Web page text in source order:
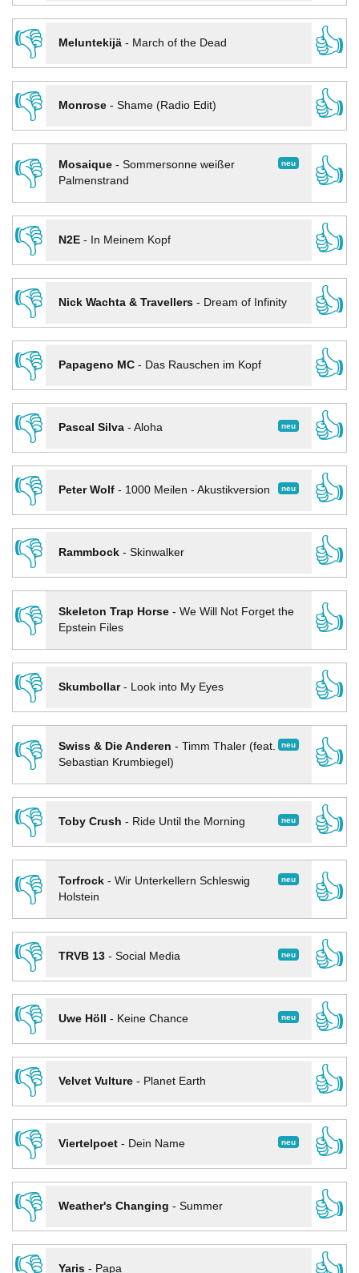
👎
Meluntekijä- March of the Dead
👍
👎
Monrose- Shame (Radio Edit)
👍
👎
neu
Mosaique- Sommersonne weißer
Palmenstrand
👍
👎
N2E- In Meinem Kopf
👍
👎
Nick Wachta & Travellers- Dream of Infinity
👍
👎
Papageno MC- Das Rauschen im Kopf
👍
👎
neu
Pascal Silva- Aloha
👍
👎
neu
Peter Wolf- 1000 Meilen - Akustikversion
👍
👎
Rammbock- Skinwalker
👍
👎
Skeleton Trap Horse- We Will Not Forget the
Epstein Files
👍
👎
Skumbollar- Look into My Eyes
👍
👎
neu
Swiss & Die Anderen - Timm Thaler (feat.
Sebastian Krumbiegel)
👍
👎
neu
Toby Crush - Ride Until the Morning
👍
👎
neu
Torfrock- Wir Unterkellern Schleswig
Holstein
👍
👎
neu
TRVB 13- Social Media
👍
👎
neu
Uwe Höll - Keine Chance
👍
👎
Velvet Vulture- Planet Earth
👍
👎
neu
Viertelpoet- Dein Name
👍
👎
Weather's Changing - Summer
👍
Yaris- Papa